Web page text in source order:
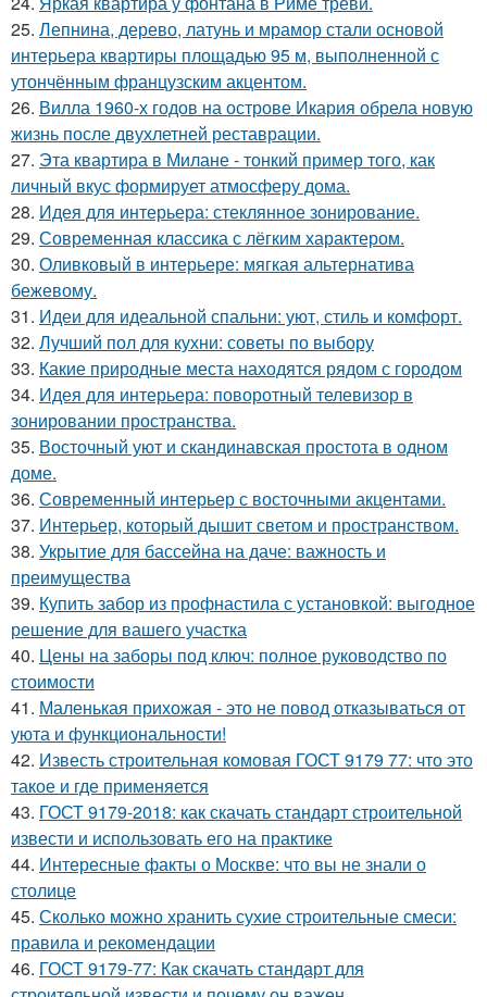
25. Лепнина, дерево, латунь и мрамор стали основой
интерьера квартиры площадью 95 м, выполненной с
утончённым французским акцентом.
26. Вилла 1960-х годов на острове Икария обрела новую
жизнь после двухлетней реставрации.
27. Эта квартира в Милане - тонкий пример того, как
личный вкус формирует атмосферу дома.
28. Идея для интерьера: стеклянное зонирование.
29. Современная классика с лёгким характером.
30. Оливковый в интерьере: мягкая альтернатива
бежевому.
31. Идеи для идеальной спальни: уют, стиль и комфорт.
32. Лучший пол для кухни: советы по выбору
33. Какие природные места находятся рядом с городом
34. Идея для интерьера: поворотный телевизор в
зонировании пространства.
35. Восточный уют и скандинавская простота в одном
доме.
36. Современный интерьер с восточными акцентами.
37. Интерьер, который дышит светом и пространством.
38. Укрытие для бассейна на даче: важность и
преимущества
39. Купить забор из профнастила с установкой: выгодное
решение для вашего участка
40. Цены на заборы под ключ: полное руководство по
стоимости
41. Маленькая прихожая - это не повод отказываться от
уюта и функциональности!
42. Известь строительная комовая ГОСТ 9179 77: что это
такое и где применяется
43. ГОСТ 9179-2018: как скачать стандарт строительной
извести и использовать его на практике
44. Интересные факты о Москве: что вы не знали о
столице
45. Сколько можно хранить сухие строительные смеси:
правила и рекомендации
46. ГОСТ 9179-77: Как скачать стандарт для